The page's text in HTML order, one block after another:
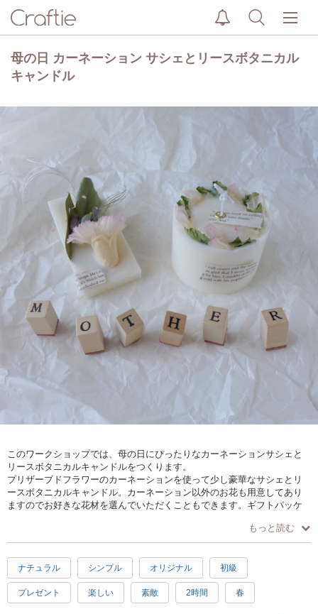
母の日 カーネーション サシェとリースボタニカル
キャンドル
このワークショップでは、母の日にぴったりなカーネーションサシェと
リースボタニカルキャンドルをつくります。
プリザーブドフラワーのカーネーションを使って少し豪華なサシェとリ
ースボタニカルキャンドル。カーネーション以外のお花も用意してあり
ますのでお好きな花材を選んでいただくこともできます。ギフトパッケ
もっと読む
ナチュラル シンプル オリジナル 初級
プレゼント 楽しい 素敵 2時間 春